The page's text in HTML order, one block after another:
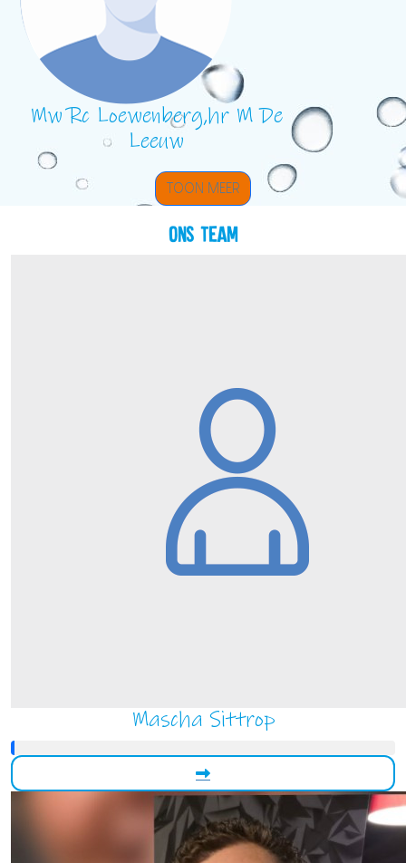
Mw Rc Loewenberg,hr M De
Leeuw
TOON MEER
Ons team
Mascha Sittrop